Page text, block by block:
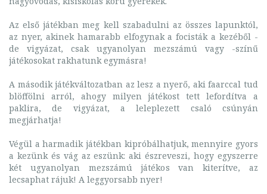
Az első játékban meg kell szabadulni az összes lapunktól,
az nyer, akinek hamarabb elfogynak a focisták a kezéből -
de vigyázat, csak ugyanolyan mezszámú vagy -színű
játékosokat rakhatunk egymásra!
A második játékváltozatban az lesz a nyerő, aki faarccal tud
blöffölni arról, ahogy milyen játékost tett lefordítva a
paklira, de vigyázat, a leleplezett csaló csúnyán
megjárhatja!
Végül a harmadik játékban kipróbálhatjuk, mennyire gyors
a kezünk és vág az eszünk: aki észreveszi, hogy egyszerre
két ugyanolyan mezszámú játékos van kiterítve, az
lecsaphat rájuk! A leggyorsabb nyer!